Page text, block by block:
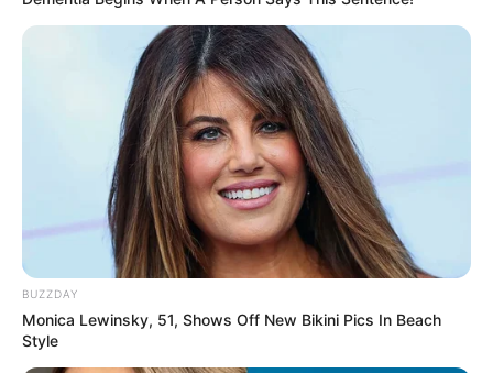
BUZZDAY
Monica Lewinsky, 51, Shows Off New Bikini Pics In Beach
Style